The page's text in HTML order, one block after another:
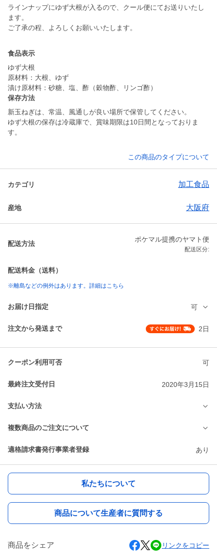
ラインナップにゆず大根が入るので、クール便にてお送りいたし
ます。
ご了承の程、よろしくお願いいたします。
食品表示
ゆず大根
原材料：大根、ゆず
漬け原材料：砂糖、塩、酢（穀物酢、リンゴ酢）
保存方法
新玉ねぎは、常温、風通しが良い場所で保管してください。
ゆず大根の保存は冷蔵庫で、賞味期限は10日間となっておりま
す。
この商品のタイプについて
カテゴリ 加工食品
産地 大阪府
配送方法
ポケマル提携のヤマト便
配送区分:
配送料金（送料）
※離島などの例外はあります。詳細はこちら
お届け日指定 可
注文から発送まで 2日
クーポン利用可否 可
最終注文受付日 2020年3月15日
支払い方法
複数商品のご注文について
適格請求書発行事業者登録 あり
私たちについて
商品について生産者に質問する
商品をシェア リンクをコピー